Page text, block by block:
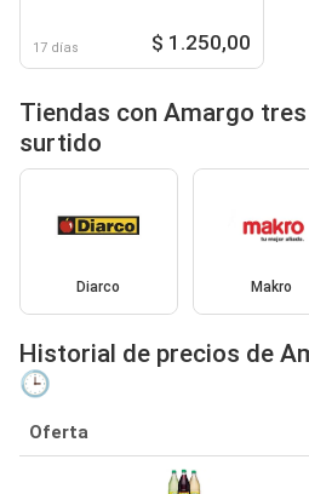
17 días $ 1.250,00
Tiendas con Amargo
surtido
Diarco Makro
Historial de precios de
🕒
Oferta